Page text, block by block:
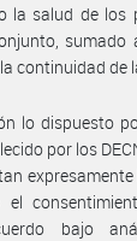
la salud de los
sumado
continuidad de
lo dispuesto
por los
el
bajo